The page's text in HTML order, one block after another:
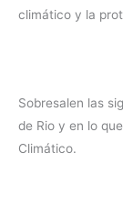
climático y la
Sobresalen las
de Rio y en lo
Climático.